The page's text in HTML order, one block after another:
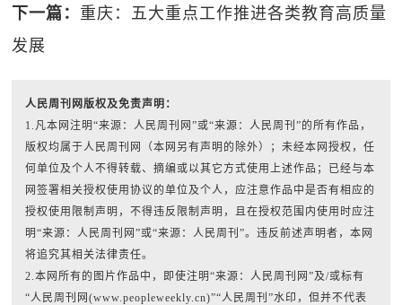
下一篇： 重庆：五大重点工作推进各类教育高质量
发展
人民周刊网版权及免责声明：
1.凡本网注明“来源：人民周刊网”或“来源：人民周刊”的所有作品，
版权均属于人民周刊网（本网另有声明的除外）；未经本网授权，任
何单位及个人不得转载、摘编或以其它方式使用上述作品；已经与本
网签署相关授权使用协议的单位及个人，应注意作品中是否有相应的
授权使用限制声明，不得违反限制声明，且在授权范围内使用时应注
明“来源：人民周刊网”或“来源：人民周刊”。违反前述声明者，本网
将追究其相关法律责任。
2.本网所有的图片作品中，即使注明“来源：人民周刊网”及/或标有
“人民周刊网(www.peopleweekly.cn)”“人民周刊”水印，但并不代表